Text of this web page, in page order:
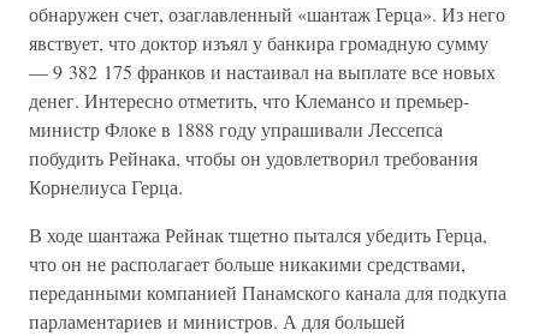
обнаружен счет, озаглавленный «шантаж Герца». Из него
явствует, что доктор изъял у банкира громадную сумму
— 9 382 175 франков и настаивал на выплате все новых
денег. Интересно отметить, что Клемансо и премьер-
министр Флоке в 1888 году упрашивали Лессепса
побудить Рейнака, чтобы он удовлетворил требования
Корнелиуса Герца.
В ходе шантажа Рейнак тщетно пытался убедить Герца,
что он не располагает больше никакими средствами,
переданными компанией Панамского канала для подкупа
парламентариев и министров. А для большей